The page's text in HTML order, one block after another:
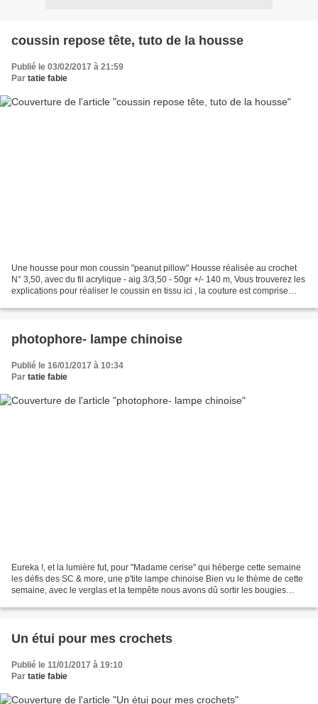
coussin repose tête, tuto de la housse
Publié le 03/02/2017 à 21:59
Par tatie fabie
Une housse pour mon coussin "peanut pillow" Housse réalisée au crochet
N° 3,50, avec du fil acrylique - aig 3/3,50 - 50gr +/- 140 m, Vous trouverez les
explications pour réaliser le coussin en tissu ici , la couture est comprise
photophore- lampe chinoise
Publié le 16/01/2017 à 10:34
Par tatie fabie
Eureka !, et la lumière fut, pour "Madame cerise" qui héberge cette semaine
les défis des SC & more, une p'tite lampe chinoise Bien vu le thème de cette
semaine, avec le verglas et la tempête nous avons dû sortir les bougies
Un étui pour mes crochets
Publié le 11/01/2017 à 19:10
Par tatie fabie